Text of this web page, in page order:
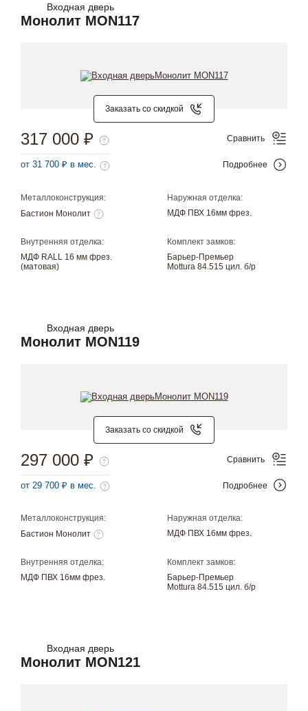
Входная дверь
Монолит MON117
Заказать со скидкой
Металлоконструкция:
Бастион Монолит
Наружная отделка:
МДФ ПВХ 16мм фрез.
Внутренняя отделка:
МДФ RALL 16 мм фрез.
(матовая)
Комплект замков:
Барьер-Премьер
Mottura 84.515 цил. б/р
317 000 ₽
от 31 700 ₽ в мес.
Сравнить
Подробнее
Входная дверь
Монолит MON119
Заказать со скидкой
Металлоконструкция:
Бастион Монолит
Наружная отделка:
МДФ ПВХ 16мм фрез.
Внутренняя отделка:
МДФ ПВХ 16мм фрез.
Комплект замков:
Барьер-Премьер
Mottura 84.515 цил. б/р
297 000 ₽
от 29 700 ₽ в мес.
Сравнить
Подробнее
Входная дверь
Монолит MON121